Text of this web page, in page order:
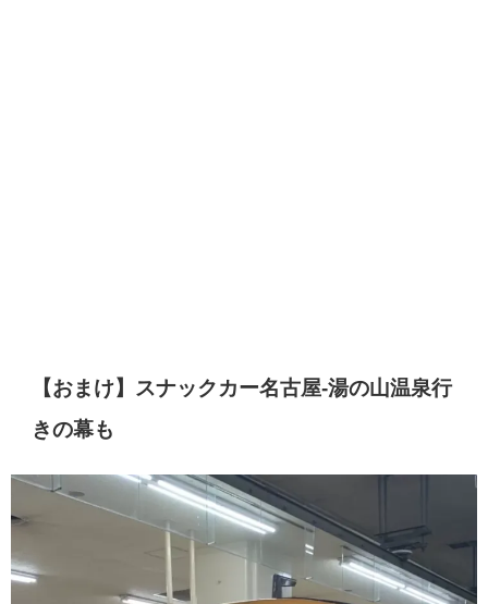
【おまけ】スナックカー名古屋-湯の山温泉行
きの幕も